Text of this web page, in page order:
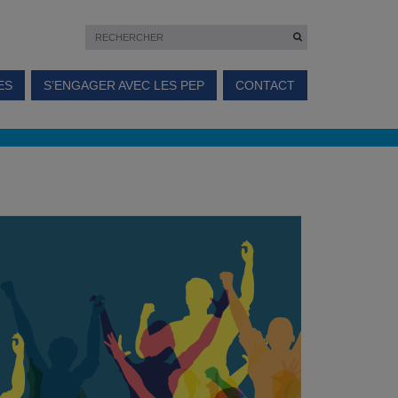
S’ENGAGER AVEC LES PEP CONTACT